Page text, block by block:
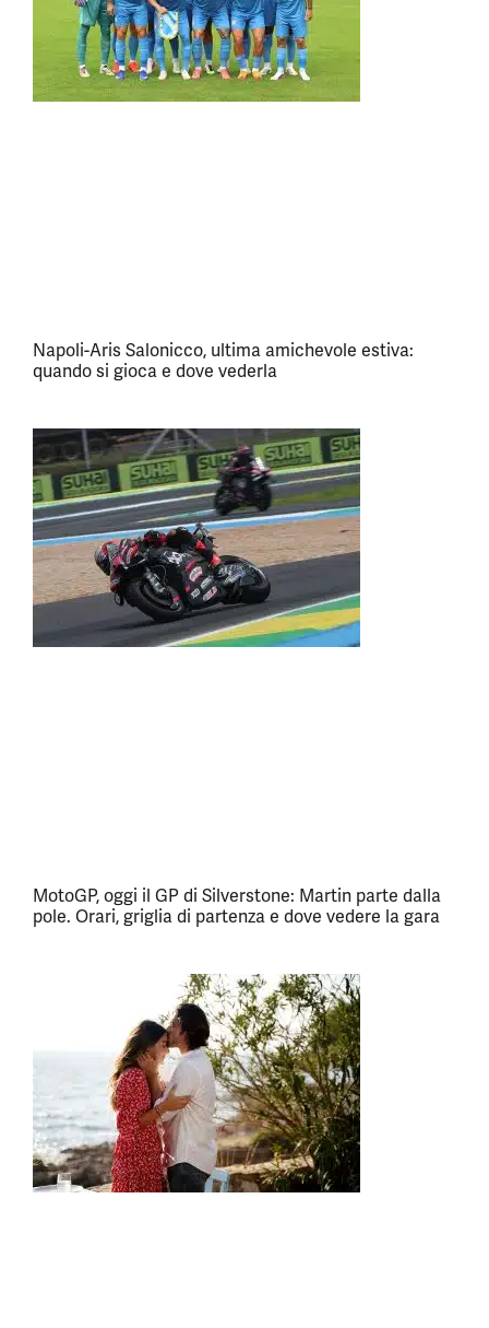
Napoli-Aris Salonicco, ultima amichevole estiva:
quando si gioca e dove vederla
MotoGP, oggi il GP di Silverstone: Martin parte dalla
pole. Orari, griglia di partenza e dove vedere la gara